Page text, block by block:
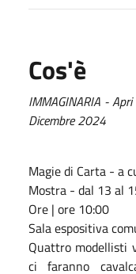
Cos'è
IMMAGINARIA -
Dicembre 2024
Magie di Carta - a
Mostra - dal 13 al
Ore | ore 10:00
Sala espositiva
Quattro modellisti
ci faranno